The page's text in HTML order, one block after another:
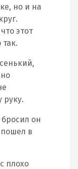
но и на
этот
руку.
он
в
плохо